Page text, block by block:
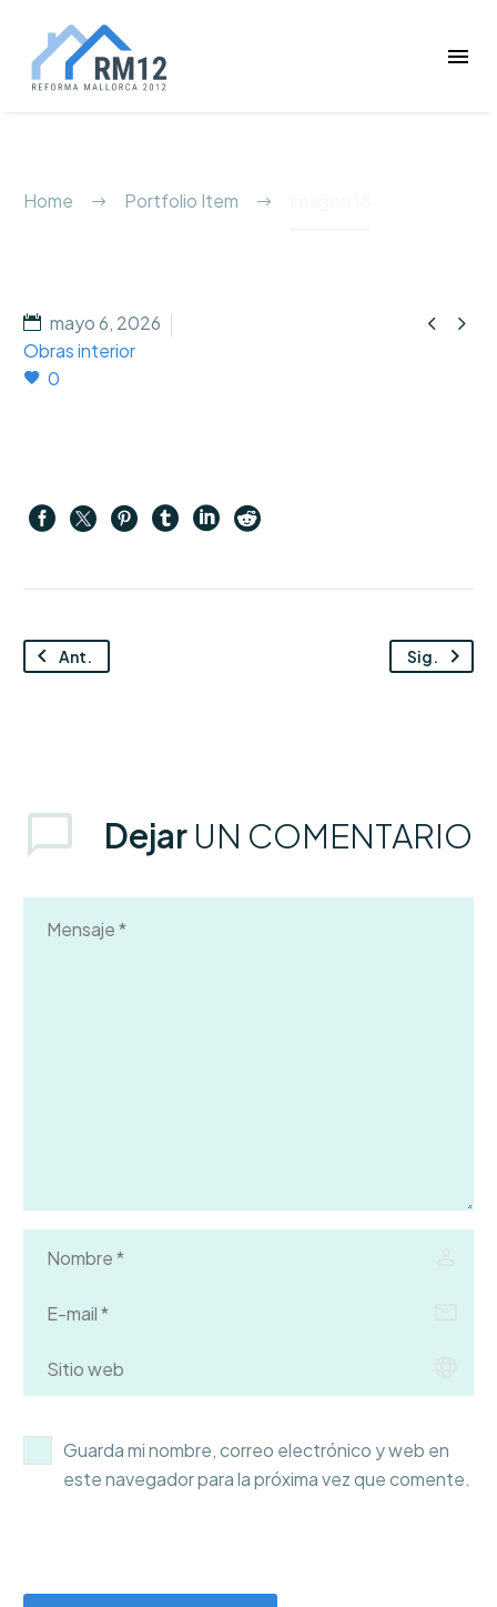
Home Portfolio Item
 
mayo 6, 2026
Obras interior
0
Ant. Sig.
Dejar UN COMENTARIO
Guarda mi nombre, correo electrónico y web en
este navegador para la próxima vez que comente.